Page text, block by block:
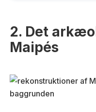
2. Det
Maipés